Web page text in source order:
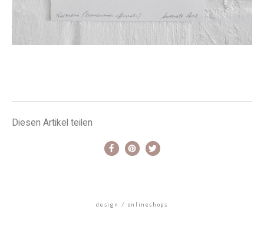
Diesen Artikel teilen
design onlineshops